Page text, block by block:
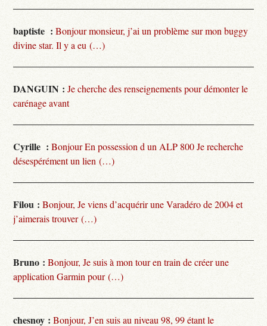
baptiste : Bonjour monsieur, j’ai un problème sur mon buggy
divine star. Il y a eu (…)
DANGUIN : Je cherche des renseignements pour démonter le
carénage avant
Cyrille : Bonjour En possession d un ALP 800 Je recherche
désespérément un lien (…)
Filou : Bonjour, Je viens d’acquérir une Varadéro de 2004 et
j’aimerais trouver (…)
Bruno : Bonjour, Je suis à mon tour en train de créer une
application Garmin pour (…)
chesnoy : Bonjour, J’en suis au niveau 98, 99 étant le